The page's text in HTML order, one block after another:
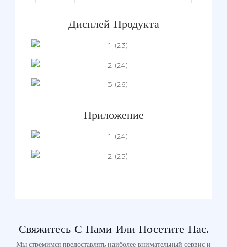
Дисплей Продукта
Приложение
Свяжитесь С Нами Или Посетите Нас.
Мы стремимся предоставлять наиболее внимательный сервис и